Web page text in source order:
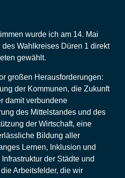
wurde ich am 14. Mai
Wahlkreises Düren 1 direkt
gewählt.
großen Herausforderungen:
der Kommunen, die Zukunft
damit verbundene
des Mittelstandes und des
der Wirtschaft, eine
Bildung aller
Lernen, Inklusion und
der Städte und
Arbeitsfelder, die wir